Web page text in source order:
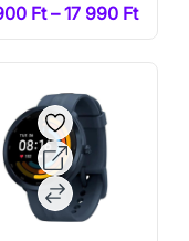
Ft – 17 990 Ft